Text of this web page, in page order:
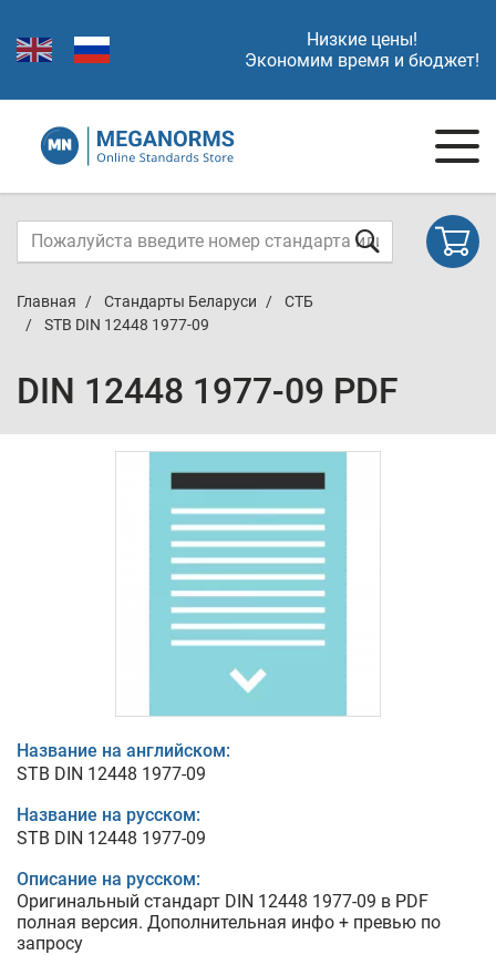
Низкие цены!
Экономим время и бюджет!
Главная Стандарты Беларуси
СТБ
STB DIN 12448 1977-09
DIN 12448 1977-09 PDF
Название на английском:
STB DIN 12448 1977-09
Название на русском:
STB DIN 12448 1977-09
Описание на русском:
Оригинальный стандарт DIN 12448 1977-09 в PDF
полная версия. Дополнительная инфо + превью по
запросу